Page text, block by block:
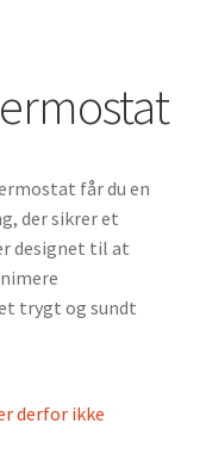
får du en
der sikrer et
designet til at
trygt og sundt
derfor ikke